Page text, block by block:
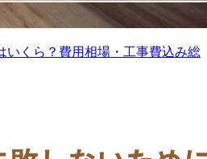
いくら？費用相場・工事費込み総